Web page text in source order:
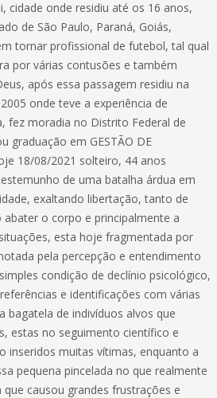
cidade onde residiu até os 16 anos,
de São Paulo, Paraná, Goiás,
tornar profissional de futebol, tal qual
por várias contusões e também
após essa passagem residiu na
onde teve a experiência de
fez moradia no Distrito Federal de
graduação em GESTÃO DE
18/08/2021 solteiro, 44 anos
de uma batalha árdua em
exaltando libertação, tanto de
o corpo e principalmente a
esta hoje fragmentada por
pela percepção e entendimento
condição de declínio psicológico,
e identificações com várias
bagatela de indivíduos alvos que
estas no seguimento científico e
inseridos muitas vítimas, enquanto a
pequena pincelada no que realmente
causou grandes frustrações e